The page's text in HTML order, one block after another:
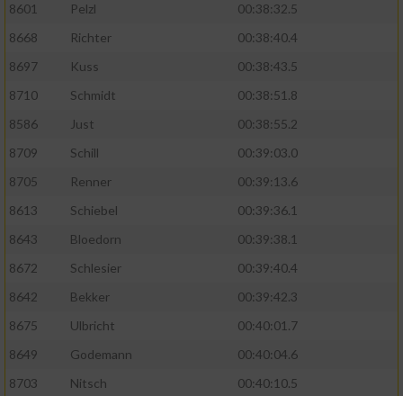
8601
Pelzl
00:38:32.5
8668
Richter
00:38:40.4
8697
Kuss
00:38:43.5
8710
Schmidt
00:38:51.8
8586
Just
00:38:55.2
8709
Schill
00:39:03.0
8705
Renner
00:39:13.6
8613
Schiebel
00:39:36.1
8643
Bloedorn
00:39:38.1
8672
Schlesier
00:39:40.4
8642
Bekker
00:39:42.3
8675
Ulbricht
00:40:01.7
8649
Godemann
00:40:04.6
8703
Nitsch
00:40:10.5